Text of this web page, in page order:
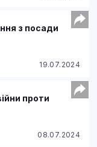
з посади
19.07.2024
проти
08.07.2024